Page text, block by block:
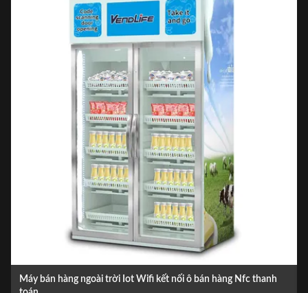
Máy bán sữa thông minh 500W cho cửa hai ISO90001 được